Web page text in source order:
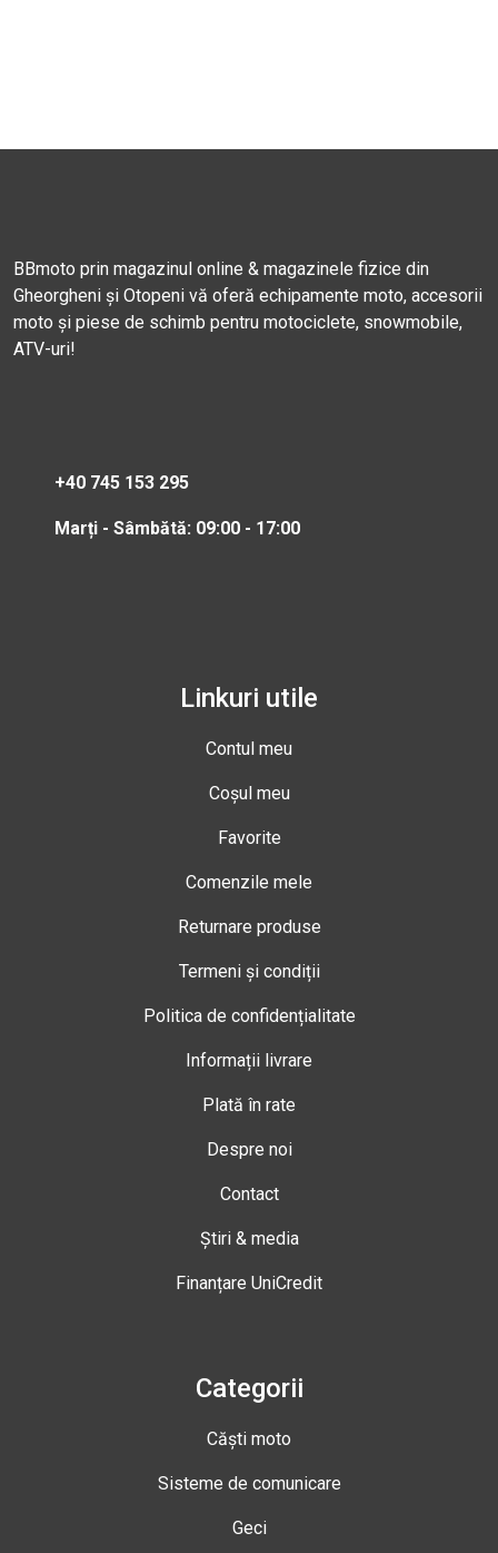
BBmoto prin magazinul online & magazinele fizice din
Gheorgheni și Otopeni vă oferă echipamente moto, accesorii
moto și piese de schimb pentru motociclete, snowmobile,
ATV-uri!
+40 745 153 295
Marți - Sâmbătă: 09:00 - 17:00
Linkuri utile
Contul meu
Coșul meu
Favorite
Comenzile mele
Returnare produse
Termeni și condiții
Politica de confidențialitate
Informații livrare
Plată în rate
Despre noi
Contact
Știri & media
Finanțare UniCredit
Categorii
Căști moto
Sisteme de comunicare
Geci